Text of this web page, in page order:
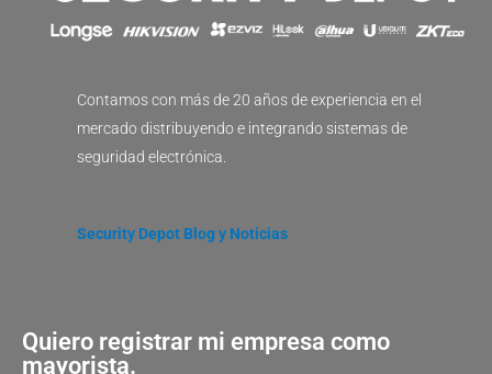
Contamos con más de 20 años de experiencia en el
mercado distribuyendo e integrando sistemas de
seguridad electrónica.
Security Depot Blog y Noticias
Quiero registrar mi empresa como
mayorista.